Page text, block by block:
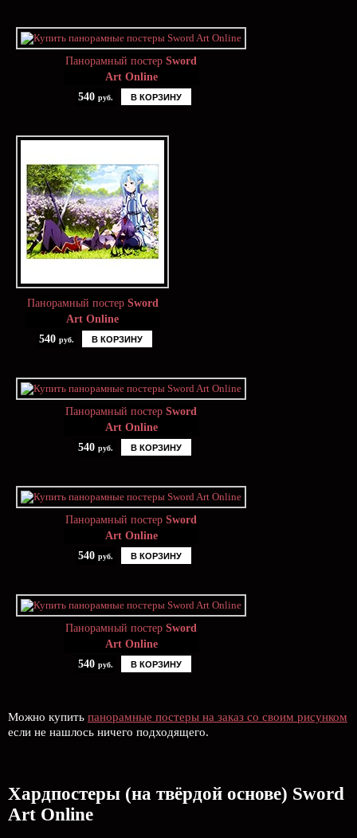
Панорамный постер Sword
Art Online
540 руб. В КОРЗИНУ
Панорамный постер Sword
Art Online
540 руб. В КОРЗИНУ
Панорамный постер Sword
Art Online
540 руб. В КОРЗИНУ
Панорамный постер Sword
Art Online
540 руб. В КОРЗИНУ
Панорамный постер Sword
Art Online
540 руб. В КОРЗИНУ
Можно купить панорамные постеры на заказ со своим рисунком
если не нашлось ничего подходящего.
Хардпостеры (на твёрдой основе) Sword
Art Online